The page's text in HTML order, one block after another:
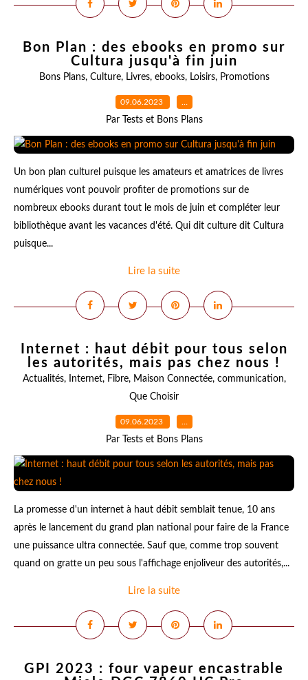
Bon Plan : des ebooks en promo sur
Cultura jusqu'à fin juin
Bons Plans, Culture, Livres, ebooks, Loisirs, Promotions
09.06.2023 …
Par Tests et Bons Plans
Un bon plan culturel puisque les amateurs et amatrices de livres
numériques vont pouvoir profiter de promotions sur de
nombreux ebooks durant tout le mois de juin et compléter leur
bibliothèque avant les vacances d'été. Qui dit culture dit Cultura
puisque...
Lire la suite
Internet : haut débit pour tous selon
les autorités, mais pas chez nous !
Actualités, Internet, Fibre, Maison Connectée, communication,
Que Choisir
09.06.2023 …
Par Tests et Bons Plans
La promesse d'un internet à haut débit semblait tenue, 10 ans
après le lancement du grand plan national pour faire de la France
une puissance ultra connectée. Sauf que, comme trop souvent
quand on gratte un peu sous l'affichage enjoliveur des autorités,...
Lire la suite
GPI 2023 : four vapeur encastrable